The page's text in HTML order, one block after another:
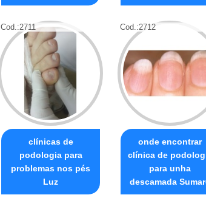
Cod.:2711
clínicas de
podologia para
problemas nos pés
Luz
Cod.:2712
onde encontrar
clínica de
para unha
descamada